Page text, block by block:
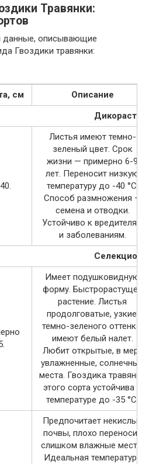
Травянки:
данные, описывающие
Гвоздики травянки:
см
Описание
Листья имеют темно-
зеленый цвет. Срок
жизни — примерно 6-9
лет. Переносит низкую
температуру до -40 °C.
Способ размножения —
семена и отводки.
Устойчиво к вредителям
и заболеваниям.
Имеет подушковидную
форму. Быстрорастущее
растение. Листья
продолговатые, узкие,
темно-зеленого оттенка,
имеют белый налет.
Любит открытые, в меру
увлажненные, солнечные
места. Гвоздика травянка
этого сорта устойчива к
температуре до -35 °C.
Предпочитает некислые
почвы, плохо переносит
слишком влажные места.
Идеальная температура